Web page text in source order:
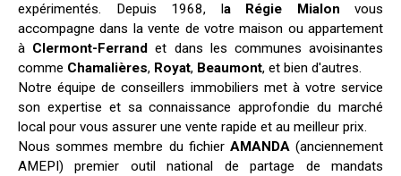
expérimentés. Depuis 1968, la Régie Mialon vous
accompagne dans la vente de votre maison ou appartement
à Clermont-Ferrand et dans les communes avoisinantes
comme Chamalières, Royat, Beaumont, et bien d'autres.
Notre équipe de conseillers immobiliers met à votre service
son expertise et sa connaissance approfondie du marché
local pour vous assurer une vente rapide et au meilleur prix.
Nous sommes membre du fichier AMANDA(anciennement
AMEPI) premier outil national de partage de mandats